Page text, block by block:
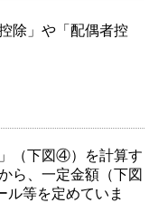
除」や「配偶者控
（下図④）を計算す
ら、一定金額（下図
ル等を定めていま